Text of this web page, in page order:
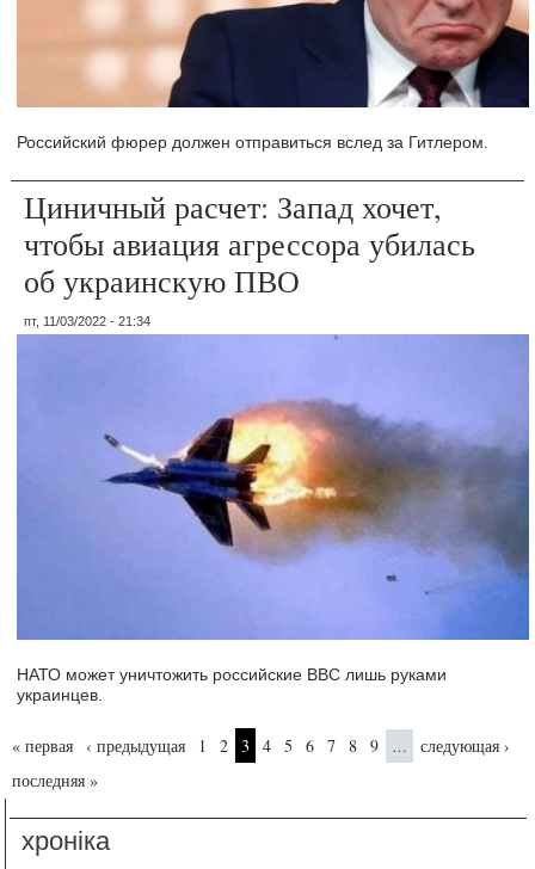
Российский фюрер должен отправиться вслед за Гитлером.
Циничный расчет: Запад хочет,
чтобы авиация агрессора убилась
об украинскую ПВО
пт, 11/03/2022 - 21:34
НАТО может уничтожить российские ВВС лишь руками
украинцев.
Страницы
« первая ‹ предыдущая 1 2 3 4 5 6 7 8 9 …
следующая ›
последняя »
хроніка